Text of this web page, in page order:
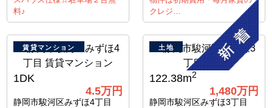
料♪
クレジ…
賃貸マンション
1DK
4.5万円
静岡市駿河区みずほ4丁目
土地
122.38m2
1,480万円
静岡市駿河区みずほ3丁目